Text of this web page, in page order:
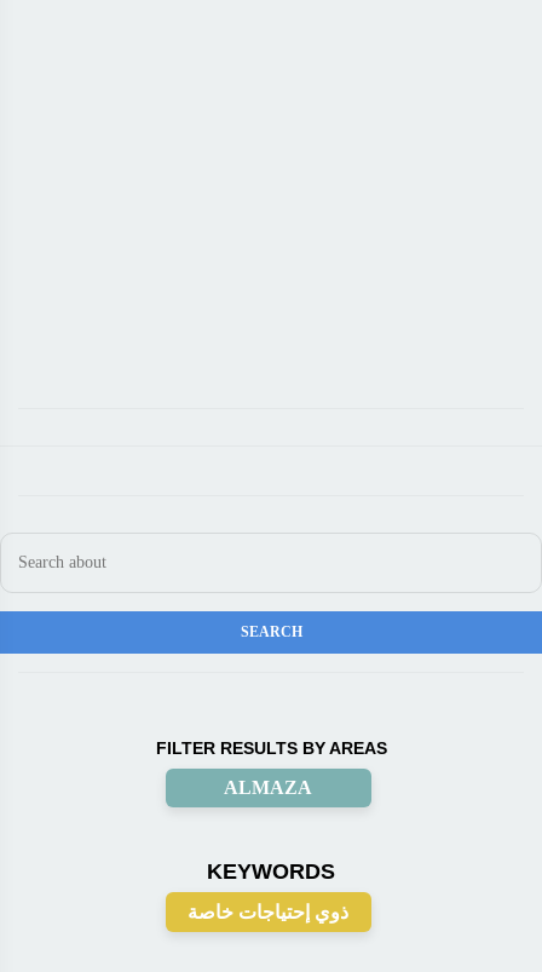
FILTER RESULTS BY AREAS
ALMAZA
KEYWORDS
ذوي إحتياجات خاصة